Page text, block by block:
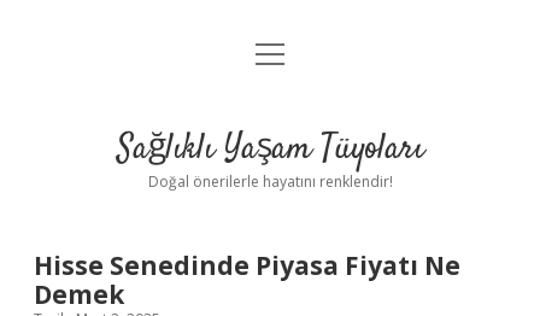
Anasayfa
Yasal Uyarı
menüyü
Sağlıklı Yaşam Tüyoları
Doğal önerilerle hayatını renklendir!
Hisse Senedinde Piyasa Fiyatı Ne
Demek